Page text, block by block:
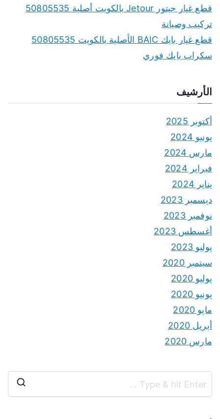
قطع غيار جيتور Jetour بالكويت أصلية 50805535
تركيب وصيانة
قطع غيار بايك BAIC الأصلية بالكويت 50805535
سكراب بايك فوري
الأرشيف
أكتوبر 2025
يونيو 2024
مارس 2024
فبراير 2024
يناير 2024
ديسمبر 2023
نوفمبر 2023
أغسطس 2023
يوليو 2023
سبتمبر 2020
يوليو 2020
يونيو 2020
مايو 2020
أبريل 2020
مارس 2020